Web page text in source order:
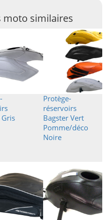
moto similaires
Protège-
réservoirs
Bagster Vert
Pomme/déco
Noire